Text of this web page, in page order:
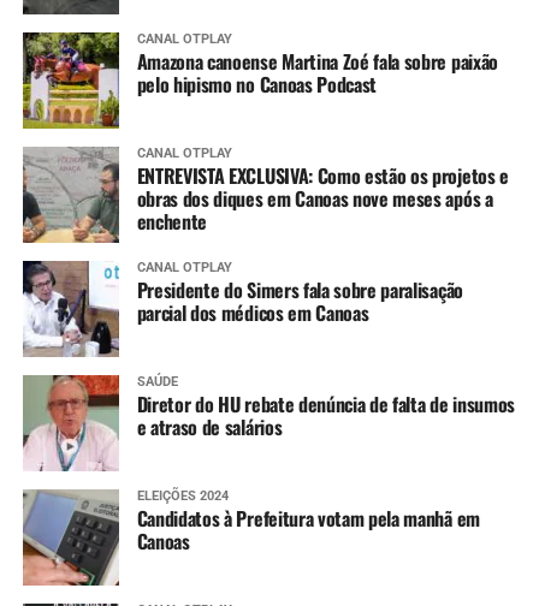
CANAL OTPLAY
Amazona canoense Martina Zoé fala sobre paixão
pelo hipismo no Canoas Podcast
CANAL OTPLAY
ENTREVISTA EXCLUSIVA: Como estão os projetos e
obras dos diques em Canoas nove meses após a
enchente
CANAL OTPLAY
Presidente do Simers fala sobre paralisação
parcial dos médicos em Canoas
SAÚDE
Diretor do HU rebate denúncia de falta de insumos
e atraso de salários
ELEIÇÕES 2024
Candidatos à Prefeitura votam pela manhã em
Canoas